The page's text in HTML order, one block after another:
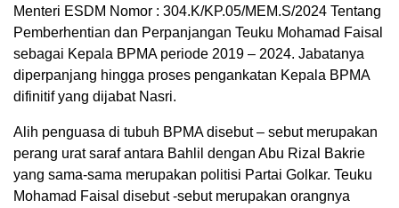
Menteri ESDM Nomor : 304.K/KP.05/MEM.S/2024 Tentang
Pemberhentian dan Perpanjangan Teuku Mohamad Faisal
sebagai Kepala BPMA periode 2019 – 2024. Jabatanya
diperpanjang hingga proses pengankatan Kepala BPMA
difinitif yang dijabat Nasri.
Alih penguasa di tubuh BPMA disebut – sebut merupakan
perang urat saraf antara Bahlil dengan Abu Rizal Bakrie
yang sama-sama merupakan politisi Partai Golkar. Teuku
Mohamad Faisal disebut -sebut merupakan orangnya